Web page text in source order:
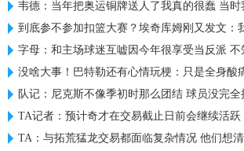
韦德：当年把奥运铜牌送人了我真的很蠢 当
到底参不参加扣篮大赛？埃奇库姆刚又发文：我
字母：和主场球迷互嘘因今年很享受当反派 不
没啥大事！巴特勒还有心情玩梗：只是全身酸
队记：尼克斯不像季初时那么团结 球员没完
TA记者：预计奇才在交易截止日前会继续活跃
TA：与拓荒猛龙交易都面临复杂情况 他们想